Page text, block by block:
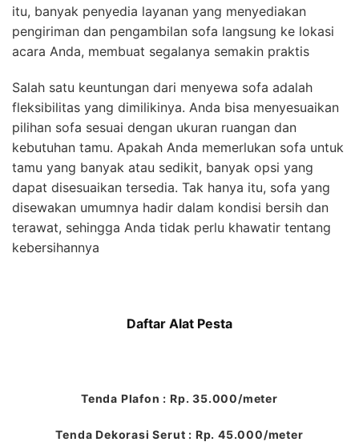
itu, banyak penyedia layanan yang menyediakan
pengiriman dan pengambilan sofa langsung ke lokasi
acara Anda, membuat segalanya semakin praktis
Salah satu keuntungan dari menyewa sofa adalah
fleksibilitas yang dimilikinya. Anda bisa menyesuaikan
pilihan sofa sesuai dengan ukuran ruangan dan
kebutuhan tamu. Apakah Anda memerlukan sofa untuk
tamu yang banyak atau sedikit, banyak opsi yang
dapat disesuaikan tersedia. Tak hanya itu, sofa yang
disewakan umumnya hadir dalam kondisi bersih dan
terawat, sehingga Anda tidak perlu khawatir tentang
kebersihannya
Daftar Alat Pesta
Tenda Plafon : Rp. 35.000/meter
Tenda Dekorasi Serut : Rp. 45.000/meter